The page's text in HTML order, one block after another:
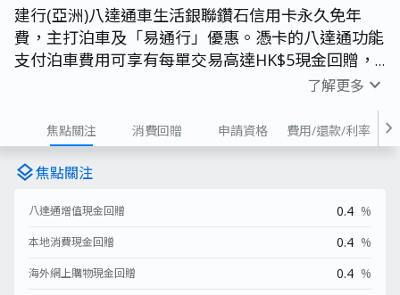
建行(亞洲)八達通車生活銀聯鑽石信用卡永久免年
費，主打泊車及「易通行」優惠。憑卡的八達通功能
支付泊車費用可享有每單交易高達HK$5現金回贈，
並不設最低簽賬要求；於「易通行」綁定信用卡增
了解更多 expand_more
焦點關注 消費回贈 申請資格 費用/還款/利率
chevron_right
layers焦點關注
八達通增值現金回贈 0.4 %
本地消費現金回贈 0.4 %
海外網上購物現金回贈 0.4 %